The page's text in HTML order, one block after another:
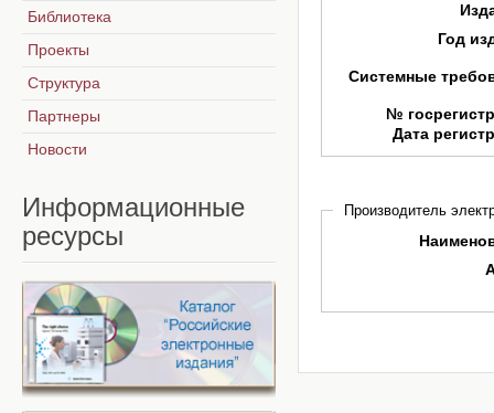
Год
Системные
№
Дата
Производитель
Библиотека
Проекты
Структура
Партнеры
Новости
Информационные
ресурсы